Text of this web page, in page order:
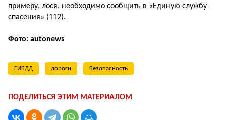
примеру, лося, необходимо сообщить в «Единую службу
спасения» (112).
Фото: autonews
ГИБДД дороги Безопасность
ПОДЕЛИТЬСЯ ЭТИМ МАТЕРИАЛОМ